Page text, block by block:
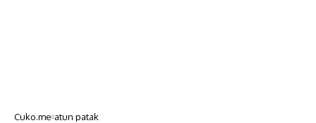
Cuko.me atun patak